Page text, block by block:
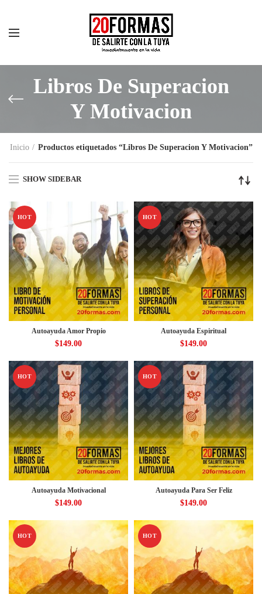
Libros De Superacion
Y Motivacion
Inicio Productos etiquetados “Libros De Superacion Y Motivacion”
SHOW SIDEBAR
HOT
Autoayuda Amor Propio
$149.00
HOT
Autoayuda Espiritual
$149.00
HOT
Autoayuda Motivacional
$149.00
HOT
Autoayuda Para Ser Feliz
$149.00
HOT HOT